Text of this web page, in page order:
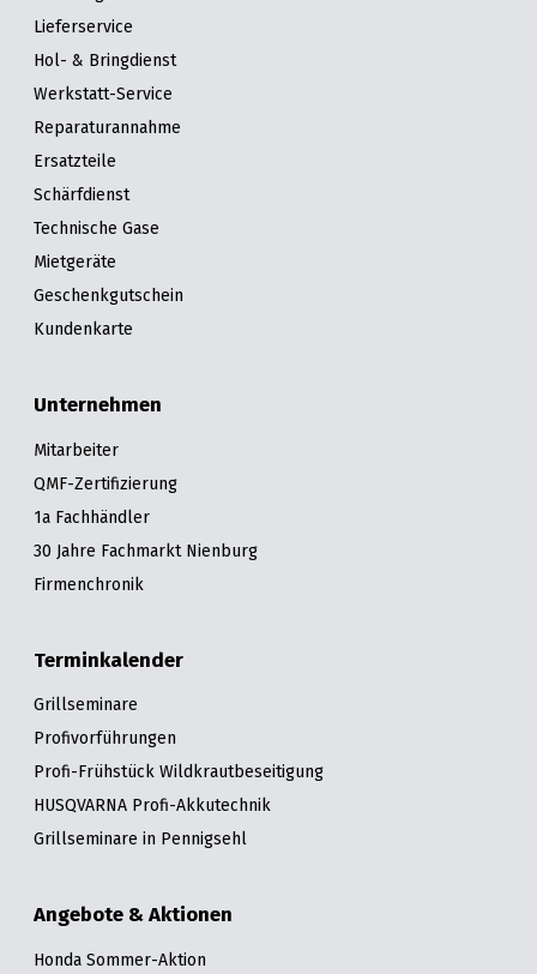
Lieferservice
Hol- & Bringdienst
Werkstatt-Service
Reparaturannahme
Ersatzteile
Schärfdienst
Technische Gase
Mietgeräte
Geschenkgutschein
Kundenkarte
Unternehmen
Mitarbeiter
QMF-Zertifizierung
1a Fachhändler
30 Jahre Fachmarkt Nienburg
Firmenchronik
Terminkalender
Grillseminare
Profivorführungen
Profi-Frühstück Wildkrautbeseitigung
HUSQVARNA Profi-Akkutechnik
Grillseminare in Pennigsehl
Angebote & Aktionen
Honda Sommer-Aktion